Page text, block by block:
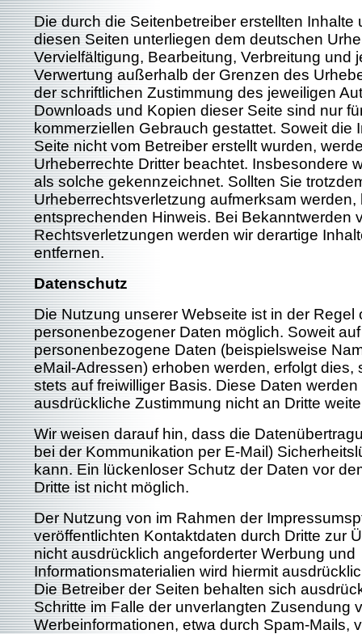
Die durch die Seitenbetreiber erstellten Inhalte
diesen Seiten unterliegen dem deutschen
Vervielfältigung, Bearbeitung, Verbreitung und
Verwertung außerhalb der Grenzen des
der schriftlichen Zustimmung des jeweiligen
Downloads und Kopien dieser Seite sind nur
kommerziellen Gebrauch gestattet. Soweit die
Seite nicht vom Betreiber erstellt wurden,
Urheberrechte Dritter beachtet. Insbesondere
als solche gekennzeichnet. Sollten Sie
Urheberrechtsverletzung aufmerksam werden,
entsprechenden Hinweis. Bei Bekanntwerden
Rechtsverletzungen werden wir derartige
entfernen.
Datenschutz
Die Nutzung unserer Webseite ist in der Regel
personenbezogener Daten möglich. Soweit
personenbezogene Daten (beispielsweise
eMail-Adressen) erhoben werden, erfolgt dies,
stets auf freiwilliger Basis. Diese Daten
ausdrückliche Zustimmung nicht an Dritte
Wir weisen darauf hin, dass die
bei der Kommunikation per E-Mail)
kann. Ein lückenloser Schutz der Daten vor
Dritte ist nicht möglich.
Der Nutzung von im Rahmen der
veröffentlichten Kontaktdaten durch Dritte zur
nicht ausdrücklich angeforderter Werbung und
Informationsmaterialien wird hiermit
Die Betreiber der Seiten behalten sich
Schritte im Falle der unverlangten Zusendung
Werbeinformationen, etwa durch Spam-Mails,